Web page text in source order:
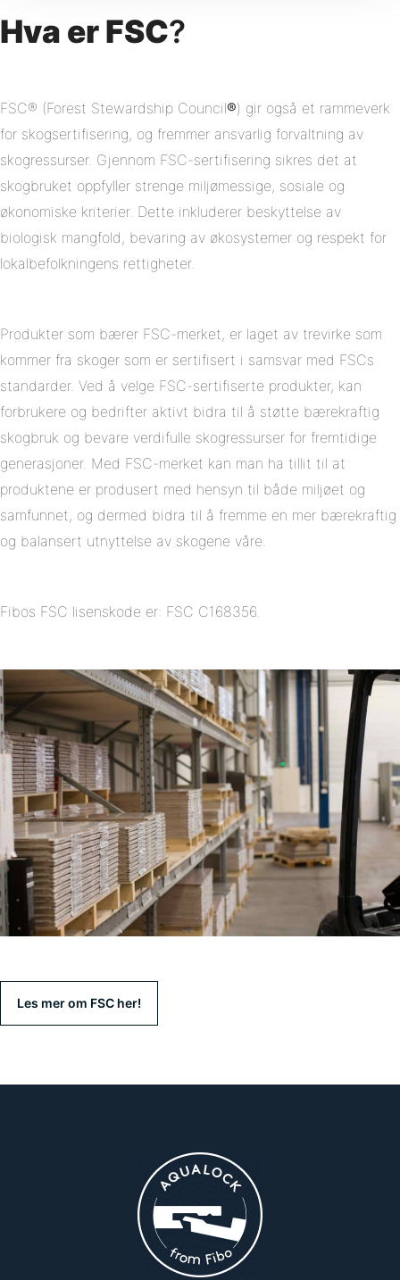
Hva er FSC?
FSC® (Forest Stewardship Council®) gir også et rammeverk
for skogsertifisering, og fremmer ansvarlig forvaltning av
skogressurser. Gjennom FSC-sertifisering sikres det at
skogbruket oppfyller strenge miljømessige, sosiale og
økonomiske kriterier. Dette inkluderer beskyttelse av
biologisk mangfold, bevaring av økosystemer og respekt for
lokalbefolkningens rettigheter.
Produkter som bærer FSC-merket, er laget av trevirke som
kommer fra skoger som er sertifisert i samsvar med FSCs
standarder. Ved å velge FSC-sertifiserte produkter, kan
forbrukere og bedrifter aktivt bidra til å støtte bærekraftig
skogbruk og bevare verdifulle skogressurser for fremtidige
generasjoner. Med FSC-merket kan man ha tillit til at
produktene er produsert med hensyn til både miljøet og
samfunnet, og dermed bidra til å fremme en mer bærekraftig
og balansert utnyttelse av skogene våre.
Fibos FSC lisenskode er: FSC C168356.
Les mer om FSC her!